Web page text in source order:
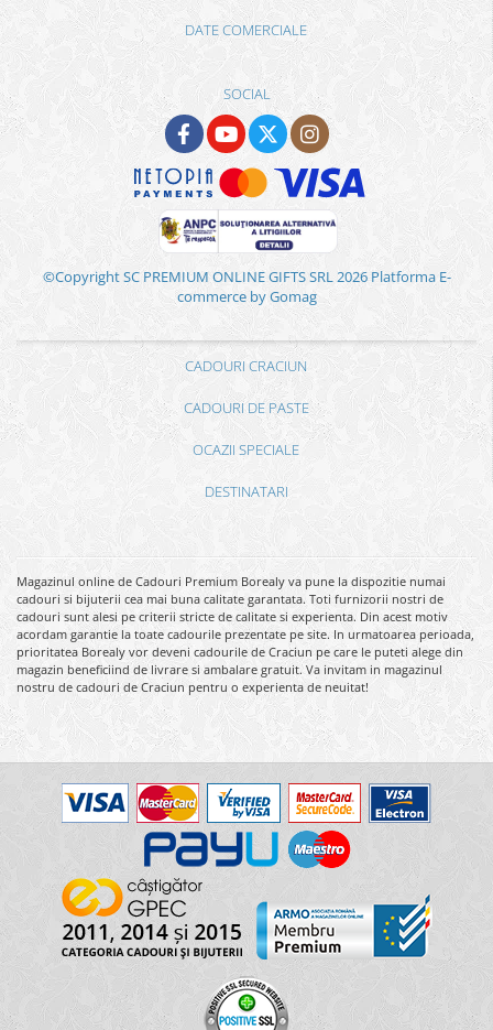
DATE COMERCIALE
SOCIAL
©Copyright SC PREMIUM ONLINE GIFTS SRL 2026 Platforma E-
commerce by Gomag
CADOURI CRACIUN
CADOURI DE PASTE
OCAZII SPECIALE
DESTINATARI
Magazinul online de Cadouri Premium Borealy va pune la dispozitie numai
cadouri si bijuterii cea mai buna calitate garantata. Toti furnizorii nostri de
cadouri sunt alesi pe criterii stricte de calitate si experienta. Din acest motiv
acordam garantie la toate cadourile prezentate pe site. In urmatoarea perioada,
prioritatea Borealy vor deveni cadourile de Craciun pe care le puteti alege din
magazin beneficiind de livrare si ambalare gratuit. Va invitam in magazinul
nostru de cadouri de Craciun pentru o experienta de neuitat!